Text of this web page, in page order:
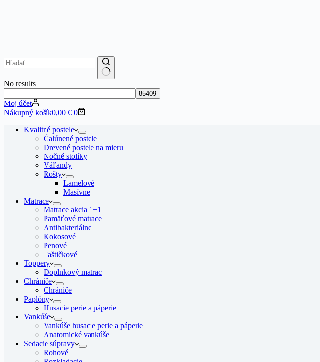
No results
Moj účet
Nákupný košík0,00 € 0
Kvalitné postele
Čalúnené postele
Drevené postele na mieru
Nočné stolíky
Váľandy
Rošty
Lamelové
Masívne
Matrace
Matrace akcia 1+1
Pamäťové matrace
Antibakteriálne
Kokosové
Penové
Taštičkové
Toppery
Doplnkový matrac
Chrániče
Chrániče
Paplóny
Husacie perie a páperie
Vankúše
Vankúše husacie perie a páperie
Anatomické vankúše
Sedacie súpravy
Rohové